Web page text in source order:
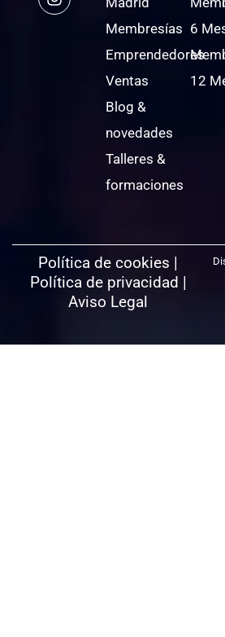
Membresías
Emprendedores
Ventas
Blog &
novedades
Talleres &
formaciones
6
12
Política de cookies |
Política de privacidad |
Aviso Legal